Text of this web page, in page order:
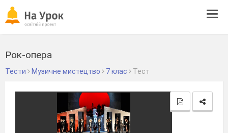
Рок-опера
Тести Музичне мистецтво 7 клас Тест